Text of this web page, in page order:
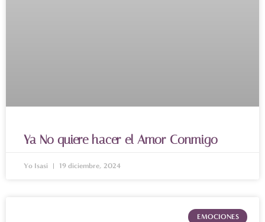
Ya No quiere hacer el Amor Conmigo
Yo Isasi 19 diciembre, 2024
EMOCIONES